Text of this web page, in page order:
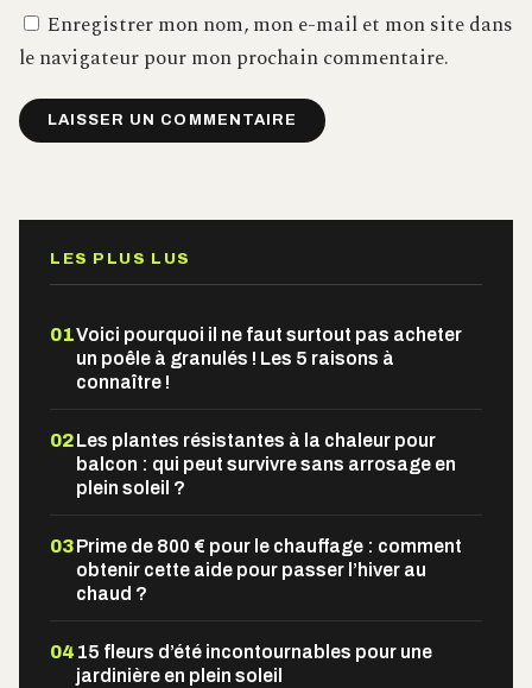
Enregistrer mon nom, mon e-mail et mon site dans
le navigateur pour mon prochain commentaire.
LES PLUS LUS
01Voici pourquoi il ne faut surtout pas acheter
un poêle à granulés ! Les 5 raisons à
connaître !
02Les plantes résistantes à la chaleur pour
balcon : qui peut survivre sans arrosage en
plein soleil ?
03Prime de 800 € pour le chauffage : comment
obtenir cette aide pour passer l’hiver au
chaud ?
04 15 fleurs d’été incontournables pour une
jardinière en plein soleil